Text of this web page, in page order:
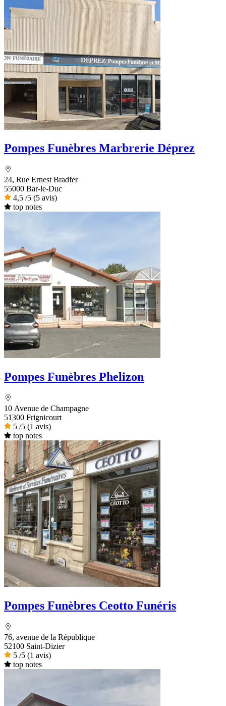
Pompes Funèbres Marbrerie Déprez
24, Rue Ernest Bradfer
55000 Bar-le-Duc
4,5 /5 (5 avis)
top notes
Pompes Funèbres Phelizon
10 Avenue de Champagne
51300 Frignicourt
5 /5 (1 avis)
top notes
Pompes Funèbres Ceotto Funéris
76, avenue de la République
52100 Saint-Dizier
5 /5 (1 avis)
top notes